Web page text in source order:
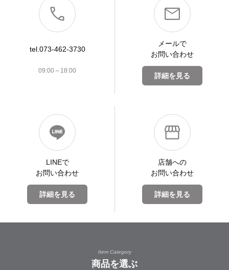
tel.073-462-3730
09:00～18:00
メールで
お問い合わせ
詳細を見る
LINEで
お問い合わせ
詳細を見る
店舗への
お問い合わせ
詳細を見る
Item Category
商品を選ぶ